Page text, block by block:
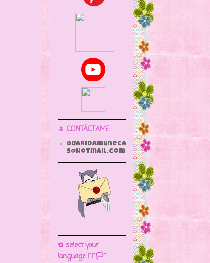
🌷 CONTÁCTAME
guaridamuneca
s@hotmail.com
✿ select your
language 🏳️‍🌈🏳️🏁